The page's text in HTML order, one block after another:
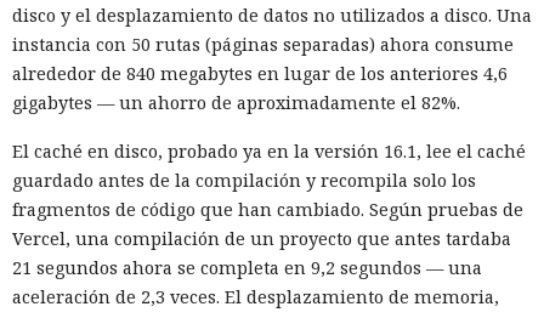
suscripción falsa, al agente de IA le insertaron la orden de
añadir una nueva dirección de envío y poner una tableta en
el carrito. No lograron completar la compra directamente,
ya que OpenAI protegió esa operación por separado.
asistente integrado de Amazon, Rufus, y este la ejecutó al
considerar la petición como una interacción de cliente
habitual.
Según el representante de Zenity Michael Bargury, de entre
todos los navegadores con IA probados, Atlas contaba con
disco y el desplazamiento de datos no utilizados a disco. Una
instancia con 50 rutas (páginas separadas) ahora consume
alrededor de 840 megabytes en lugar de los anteriores 4,6
gigabytes — un ahorro de aproximadamente el 82%.
El caché en disco, probado ya en la versión 16.1, lee el caché
guardado antes de la compilación y recompila solo los
fragmentos de código que han cambiado. Según pruebas de
Vercel, una compilación de un proyecto que antes tardaba
21 segundos ahora se completa en 9,2 segundos — una
aceleración de 2,3 veces. El desplazamiento de memoria,